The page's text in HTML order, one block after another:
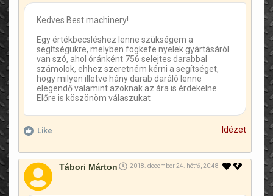
Kedves Best machinery!
Egy értékbecsléshez lenne szükségem a
segítségükre, melyben fogkefe nyelek gyártásáról
van szó, ahol óránként 756 selejtes darabbal
számolok, ehhez szeretném kérni a segítséget,
hogy milyen illetve hány darab daráló lenne
elegendő valamint azoknak az ára is érdekelne.
Előre is köszönöm válaszukat
Like Idézet
Tábori Márton 2018. december 24. hétfő, 20:48